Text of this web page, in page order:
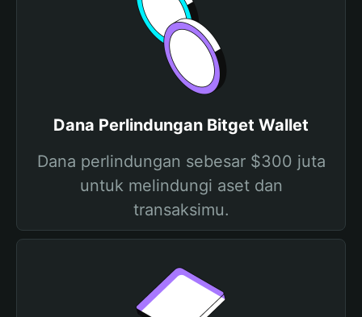
Dana Perlindungan Bitget Wallet
Dana perlindungan sebesar $300 juta
untuk melindungi aset dan
transaksimu.